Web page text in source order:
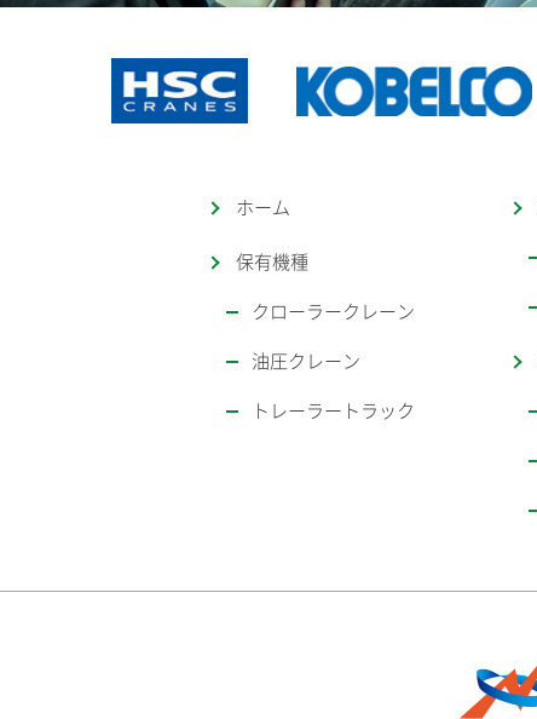
ホーム
保有機種
クローラークレーン
油圧クレーン
トレーラートラック